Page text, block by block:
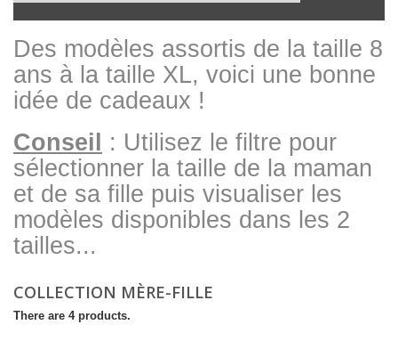
Des modèles assortis de la taille 8
ans à la taille XL, voici une bonne
idée de cadeaux !
Conseil
: Utilisez le filtre pour
sélectionner la taille de la maman
et de sa fille puis visualiser les
modèles disponibles dans les 2
tailles...
COLLECTION MÈRE-FILLE
There are 4 products.